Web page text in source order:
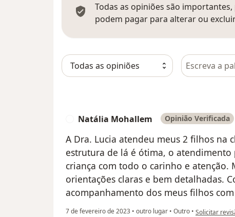
Todas as opiniões são
podem pagar para alterar ou
Pesquisar
Natália Mohallem Opinião Verificada
A Dra. Lucia atendeu meus 2 filhos na
estrutura de lá é ótima, o
criança com todo o carinho e atenção.
orientações claras e bem detalhadas.
acompanhamento dos meus filhos
7 de fevereiro de 2023 • outro lugar • Outro • na opinião
Solicitar